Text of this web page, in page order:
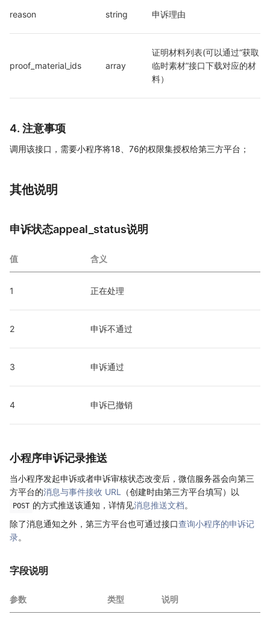
reason string 申诉理由
proof_material_ids array
证明材料列表(可以通过“获取
临时素材”接口下载对应的材
料）
4. 注意事项
调用该接口，需要小程序将18、76的权限集授权给第三方平台；
其他说明
申诉状态appeal_status说明
值 含义
1 正在处理
2 申诉不通过
3 申诉通过
4 申诉已撤销
小程序申诉记录推送
当小程序发起申诉或者申诉审核状态改变后，微信服务器会向第三
方平台的消息与事件接收 URL （创建时由第三方平台填写）以
POST 的方式推送该通知，详情见消息推送文档。
除了消息通知之外，第三方平台也可通过接口查询小程序的申诉记
录。
字段说明
参数 类型 说明